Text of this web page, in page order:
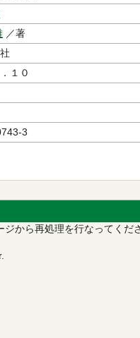
／著
１０
3
ジから再処理を行なってくだ